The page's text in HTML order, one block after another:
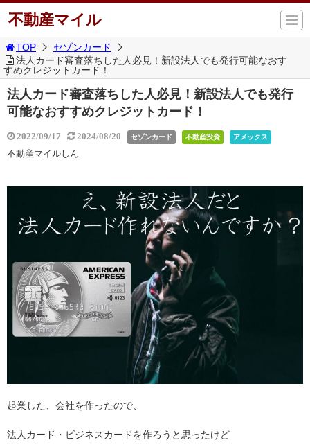
不動産マイル
TOP
セゾンカード
法人カード審査落ちした人必見！新設法人でも発行可能なおす
すめクレジットカード！
法人カード審査落ちした人必見！新設法人でも発行
可能なおすすめクレジットカード！
2022/09/17 2024/08/20 セゾンカード 不動産投資 アメックス
不動産マイルしん
起業した、会社を作ったので、
法人カード・ビジネスカードを作ろうと思ったけど